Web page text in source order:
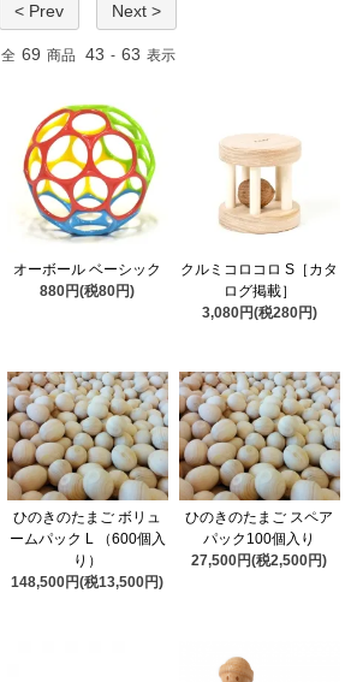
< Prev Next >
全 69 商品 43 - 63 表示
オーボール ベーシック
880円(税80円)
クルミコロコロ S［カタ
ログ掲載］
3,080円(税280円)
ひのきのたまご ボリュ
ームパック L （600個入
り）
148,500円(税13,500円)
ひのきのたまご スペア
パック100個入り
27,500円(税2,500円)